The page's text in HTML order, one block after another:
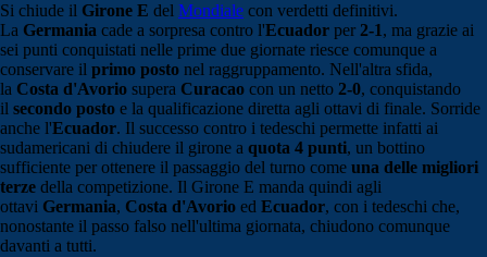
Si chiude il Girone E del Mondiale con verdetti definitivi.
La Germania cade a sorpresa contro l'Ecuador per 2-1, ma grazie ai
sei punti conquistati nelle prime due giornate riesce comunque a
conservare il primo posto nel raggruppamento. Nell'altra sfida,
la Costa d'Avorio supera Curacao con un netto 2-0, conquistando
il secondo posto e la qualificazione diretta agli ottavi di finale. Sorride
anche l'Ecuador. Il successo contro i tedeschi permette infatti ai
sudamericani di chiudere il girone a quota 4 punti, un bottino
sufficiente per ottenere il passaggio del turno come una delle migliori
terze della competizione. Il Girone E manda quindi agli
ottavi Germania, Costa d'Avorio ed Ecuador, con i tedeschi che,
nonostante il passo falso nell'ultima giornata, chiudono comunque
davanti a tutti.